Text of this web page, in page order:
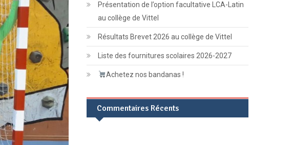
Présentation de l’option facultative LCA-Latin
au collège de Vittel
Résultats Brevet 2026 au collège de Vittel
Liste des fournitures scolaires 2026-2027
Achetez nos bandanas !
Commentaires Récents